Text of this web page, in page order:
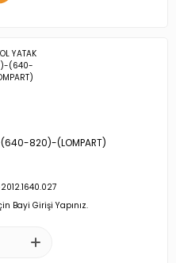
(640-820)-(LOMPART)
Bayi Girişi Yapınız.